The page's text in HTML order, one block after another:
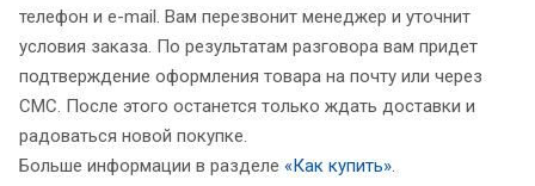
телефон и e-mail. Вам перезвонит менеджер и уточнит
условия заказа. По результатам разговора вам придет
подтверждение оформления товара на почту или через
СМС. После этого останется только ждать доставки и
радоваться новой покупке.
Больше информации в разделе «Как купить».